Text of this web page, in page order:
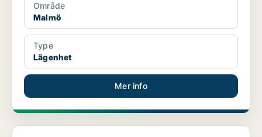
Område
Malmö
Type
Lägenhet
Mer info
Lägenhet i Fosie